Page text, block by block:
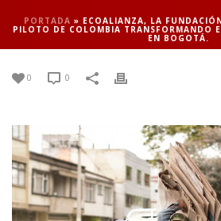
PORTADA » ECOALIANZA, LA
PILOTO DE COLOMBIA TRANSFORMANDO
EN BOGOTÁ.
0 0